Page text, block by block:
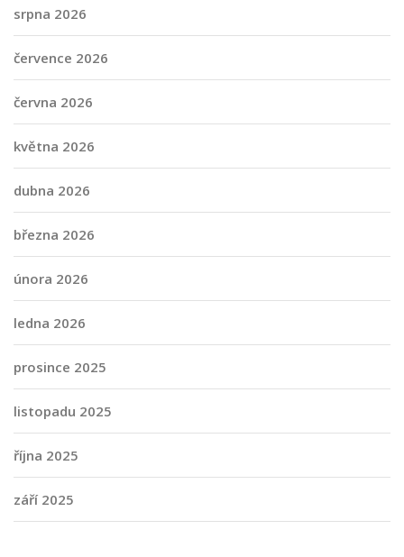
srpna 2026
července 2026
června 2026
května 2026
dubna 2026
března 2026
února 2026
ledna 2026
prosince 2025
listopadu 2025
října 2025
září 2025